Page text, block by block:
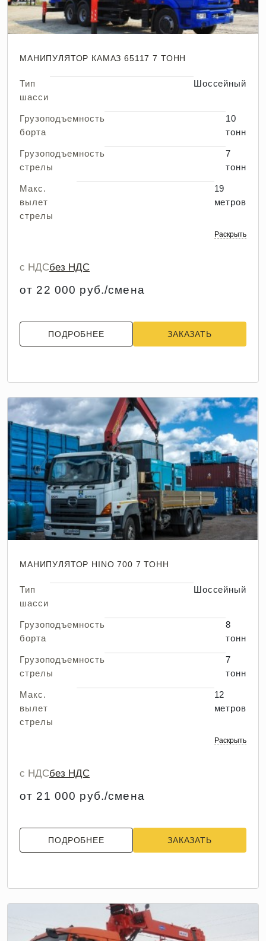
МАНИПУЛЯТОР КАМАЗ 65117 7 ТОНН
Тип
шасси
Шоссейный
Грузоподъемность
борта
10
тонн
Грузоподъемность
стрелы
7
тонн
Макс.
вылет
стрелы
19
метров
Раскрыть
с НДСбез НДС
от 22 000 руб./смена
ПОДРОБНЕЕ ЗАКАЗАТЬ
МАНИПУЛЯТОР HINO 700 7 ТОНН
Тип
шасси
Шоссейный
Грузоподъемность
борта
8
тонн
Грузоподъемность
стрелы
7
тонн
Макс.
вылет
стрелы
12
метров
Раскрыть
с НДСбез НДС
от 21 000 руб./смена
ПОДРОБНЕЕ ЗАКАЗАТЬ